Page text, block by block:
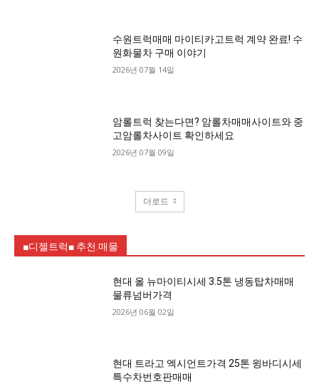
수원트럭매매 마이티카고트럭 계약 완료! 수
원화물차 구매 이야기
2026년 07월 14일
암롤트럭 찾는다면? 암롤차매매사이트와 중
고암롤차사이트 확인하세요
2026년 07월 09일
더로드
■디젤트럭■ 추천.매물
현대 올 뉴마이티시세 3.5톤 냉동탑차매매
물류넘버가격
2026년 06월 02일
현대 트라고 엑시언트가격 25톤 윙바디시세
특수차번호판매매